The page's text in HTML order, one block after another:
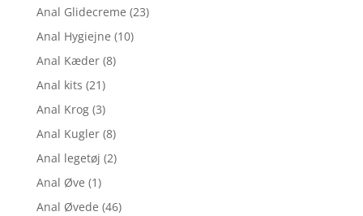
Anal Glidecreme (23)
Anal Hygiejne (10)
Anal Kæder (8)
Anal kits (21)
Anal Krog (3)
Anal Kugler (8)
Anal legetøj (2)
Anal Øve (1)
Anal Øvede (46)